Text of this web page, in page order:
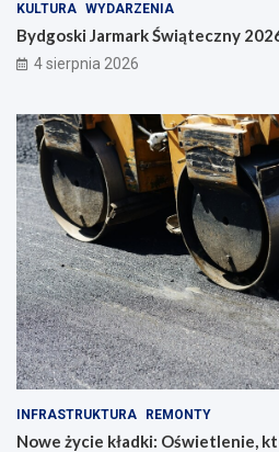
KULTURA WYDARZENIA
Bydgoski Jarmark Świąteczny
4 sierpnia 2026
INFRASTRUKTURA REMONTY
Nowe życie kładki: Oświetlenie,